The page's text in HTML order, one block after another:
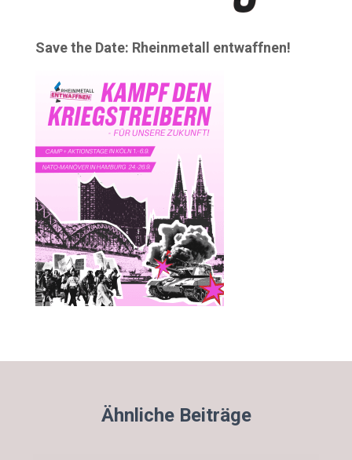
Save the Date: Rheinmetall entwaffnen!
Ähnliche Beiträge